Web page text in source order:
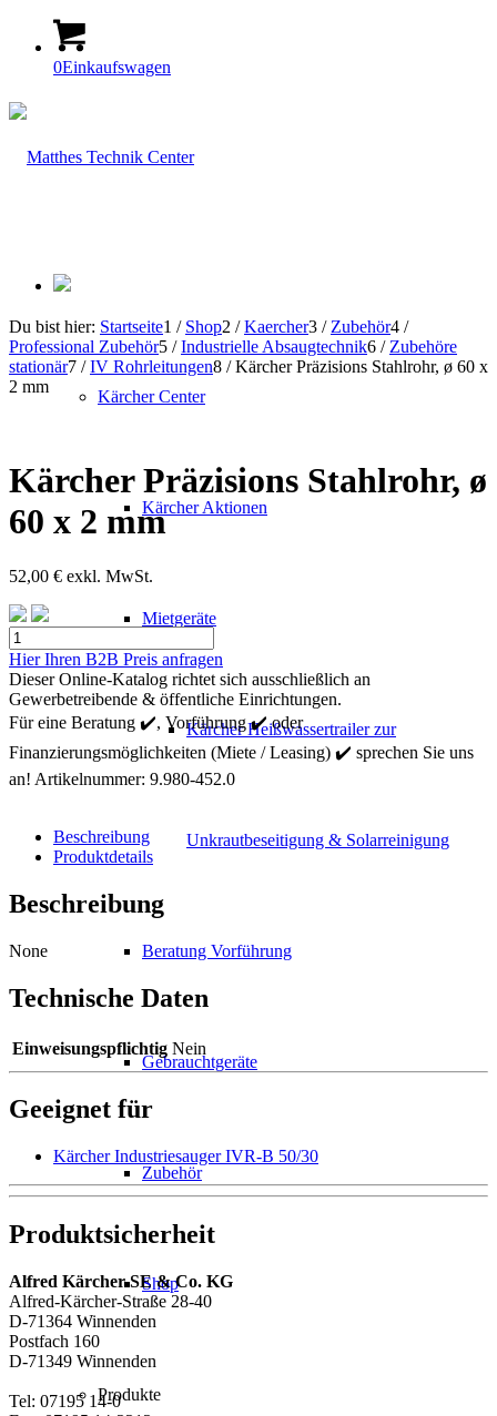
0Einkaufswagen
Kärcher Center
Kärcher Aktionen
Mietgeräte
Kärcher Heißwassertrailer zur
Unkrautbeseitigung & Solarreinigung
Beratung Vorführung
Gebrauchtgeräte
Zubehör
Shop
Produkte
Du bist hier: Startseite1 / Shop2 / Kaercher3 / Zubehör4 /
Professional Zubehör5 / Industrielle Absaugtechnik6 / Zubehöre
stationär7 / IV Rohrleitungen8 / Kärcher Präzisions Stahlrohr, ø 60 x
2 mm
Kärcher Präzisions Stahlrohr, ø
60 x 2 mm
52,00 € exkl. MwSt.
Kärcher
Präzisions
Stahlrohr,
ø
60
x
2
mm
Hier Ihren B2B Preis anfragen
Dieser Online-Katalog richtet sich ausschließlich an
Gewerbetreibende & öffentliche Einrichtungen.
Für eine Beratung ✔️, Vorführung ✔️ oder
Finanzierungsmöglichkeiten (Miete / Leasing) ✔️ sprechen Sie uns
an! Artikelnummer: 9.980-452.0
Beschreibung
Produktdetails
Beschreibung
None
Technische Daten
Einweisungspflichtig Nein
Geeignet für
Kärcher Industriesauger IVR-B 50/30
Produktsicherheit
Alfred Kärcher SE & Co. KG
Alfred-Kärcher-Straße 28-40
D-71364 Winnenden
Postfach 160
D-71349 Winnenden
Tel: 07195 14-0